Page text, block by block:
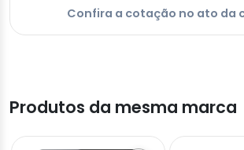
Confira a cotação no ato da
Produtos da mesma marca